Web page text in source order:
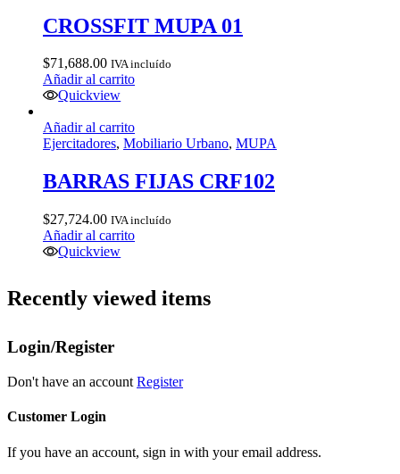
CROSSFIT MUPA 01
$71,688.00 IVA incluído
Añadir al carrito
Quickview
Añadir al carrito
Ejercitadores, Mobiliario Urbano, MUPA
BARRAS FIJAS CRF102
$27,724.00 IVA incluído
Añadir al carrito
Quickview
Recently viewed items
Login/Register
Don't have an account Register
Customer Login
If you have an account, sign in with your email address.